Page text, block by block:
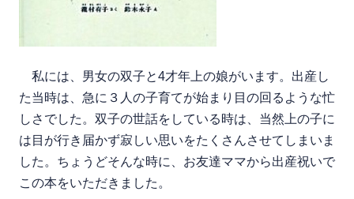
私には、男女の双子と4才年上の娘がいます。出産し
た当時は、急に３人の子育てが始まり目の回るような忙
しさでした。双子の世話をしている時は、当然上の子に
は目が行き届かず寂しい思いをたくさんさせてしまいま
した。ちょうどそんな時に、お友達ママから出産祝いで
この本をいただきました。